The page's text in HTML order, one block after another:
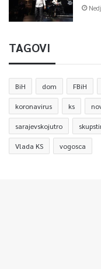
TAGOVI
BiH dom FBiH
koronavirus ks
sarajevskojutro
Vlada KS vogosca